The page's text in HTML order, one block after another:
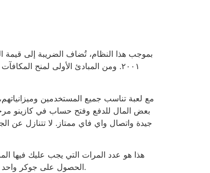
بموجب هذا النظام، تُضاف الضريبة إلى قيمة
٢٠٠١. ومن المبادئ الأولى لمنح
مع لعبة تناسب جميع المستخدمين
بعض المال للدفع وفتح حساب في كازينو
جيدة واتصال واي فاي ممتاز. لا تتنازل عن
هذا هو عدد المرات التي يجب عليك فيها
الحصول على جوكر واحد لتشكيل لعبة من 53 ورقة. في هذا الإصدار، يلعب الجوكر الجديد دور البطاقة الجامحة، ويحل محل بطاقة أخرى لتشكيل يد رابحة.